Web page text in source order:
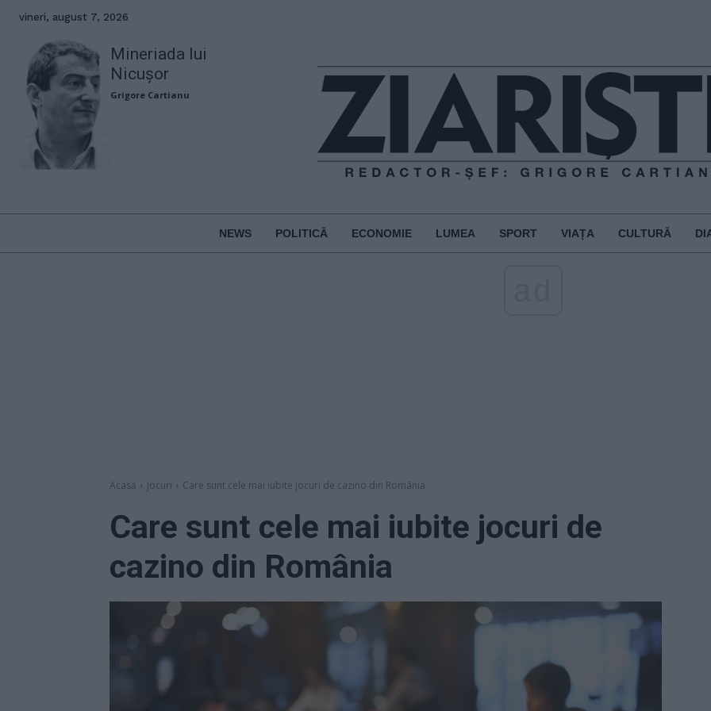
vineri, august 7, 2026
Mineriada lui
Nicușor
Grigore Cartianu
NEWS POLITICĂ ECONOMIE LUMEA SPORT VIAȚA CULTURĂ
Acasă Jocuri Care sunt cele mai iubite jocuri de cazino din România
Care sunt cele mai iubite jocuri de
cazino din România